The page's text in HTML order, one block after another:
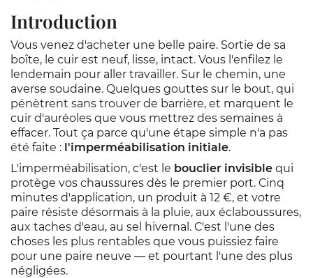
Introduction
Vous venez d'acheter une belle paire. Sortie de sa
boîte, le cuir est neuf, lisse, intact. Vous l'enfilez le
lendemain pour aller travailler. Sur le chemin, une
averse soudaine. Quelques gouttes sur le bout, qui
pénètrent sans trouver de barrière, et marquent le
cuir d'auréoles que vous mettrez des semaines à
effacer. Tout ça parce qu'une étape simple n'a pas
été faite : l'imperméabilisation initiale.
L'imperméabilisation, c'est le bouclier invisible qui
protège vos chaussures dès le premier port. Cinq
minutes d'application, un produit à 12 €, et votre
paire résiste désormais à la pluie, aux éclaboussures,
aux taches d'eau, au sel hivernal. C'est l'une des
choses les plus rentables que vous puissiez faire
pour une paire neuve — et pourtant l'une des plus
négligées.